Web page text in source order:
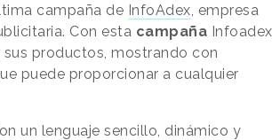
campaña de InfoAdex , empresa
Con esta campaña Infoadex
productos, mostrando con
puede proporcionar a cualquier
un lenguaje sencillo, dinámico y